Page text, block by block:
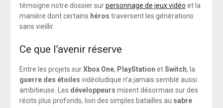
témoigne notre dossier surpersonnage de jeux vidéo et la
manière dont certains héros traversent les générations
sans vieillir.
Ce que l’avenir réserve
Entre les projets surXbox One, PlayStation etSwitch, la
guerre des étoiles vidéoludique n’a jamais semblé aussi
ambitieuse. Les développeurs misent désormais sur des
récits plus profonds, loin des simples batailles au sabre